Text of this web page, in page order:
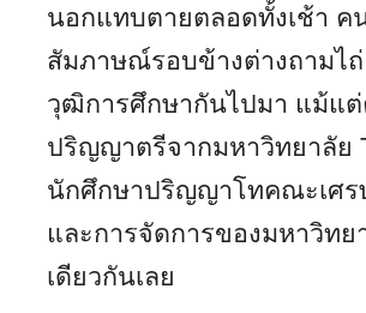
นอกแทบตายตลอดทั้งเช้า ค
สัมภาษณ์รอบข้างต่างถามไ
วุฒิการศึกษากันไปมา แม้แ
ปริญญาตรีจากมหาวิทยาลัย
นักศึกษาปริญญาโทคณะเศร
และการจัดการของมหาวิทย
เดียวกันเลย